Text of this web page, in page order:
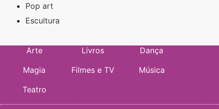
Pop art
Escultura
Arte Livros
Dança
Magia
Filmes e TV
Música
Teatro